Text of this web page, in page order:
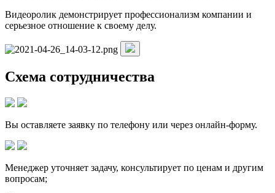
Видеоролик демонстрирует профессионализм компании и
серьезное отношение к своему делу.
Схема сотрудничества
Вы оставляете заявку по телефону или через онлайн-форму.
Менеджер уточняет задачу, консультирует по ценам и другим
вопросам;